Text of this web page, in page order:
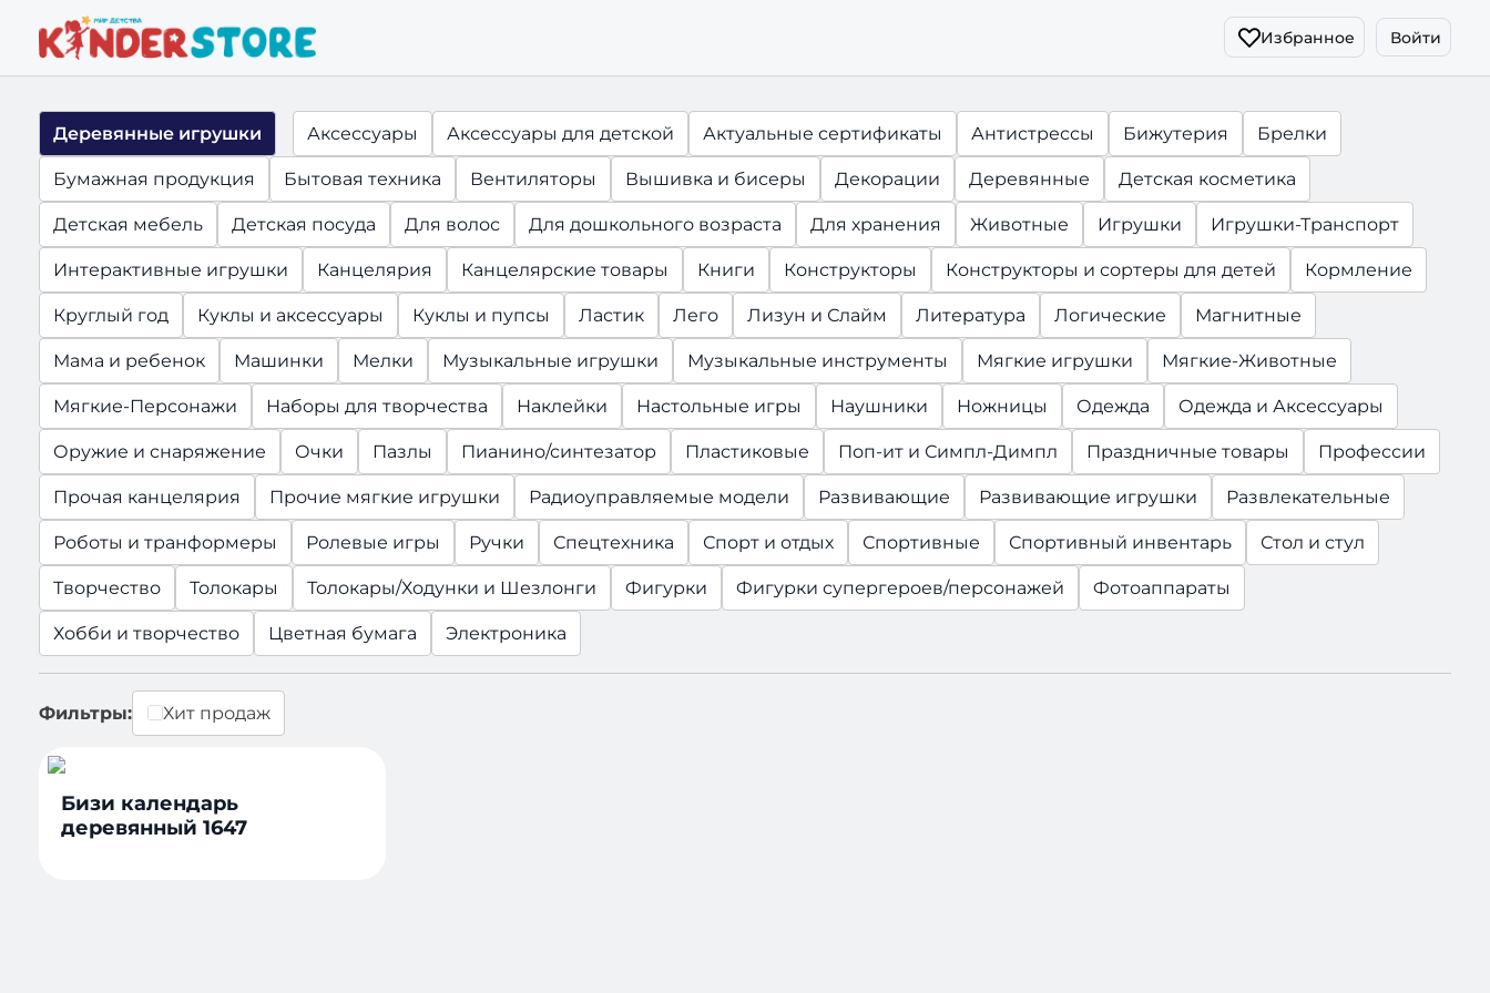
Избранное Войти
Деревянные игрушки Аксессуары Аксессуары для детской Актуальные сертификаты Антистрессы Бижутерия Брелки
Бумажная продукция Бытовая техника Вентиляторы Вышивка и бисеры Декорации Деревянные Детская косметика
Детская мебель Детская посуда Для волос Для дошкольного возраста Для хранения Животные Игрушки Игрушки-Транспорт
Интерактивные игрушки Канцелярия Канцелярские товары Книги Конструкторы Конструкторы и сортеры для детей Кормление
Круглый год Куклы и аксессуары Куклы и пупсы Ластик Лего Лизун и Слайм Литература Логические Магнитные
Мама и ребенок Машинки Мелки Музыкальные игрушки Музыкальные инструменты Мягкие игрушки Мягкие-Животные
Мягкие-Персонажи Наборы для творчества Наклейки Настольные игры Наушники Ножницы Одежда Одежда и Аксессуары
Оружие и снаряжение Очки Пазлы Пианино/синтезатор Пластиковые Поп-ит и Симпл-Димпл Праздничные товары Профессии
Прочая канцелярия Прочие мягкие игрушки Радиоуправляемые модели Развивающие Развивающие игрушки Развлекательные
Роботы и транформеры Ролевые игры Ручки Спецтехника Спорт и отдых Спортивные Спортивный инвентарь Стол и стул
Творчество Толокары Толокары/Ходунки и Шезлонги Фигурки Фигурки супергероев/персонажей Фотоаппараты
Хобби и творчество Цветная бумага Электроника
Фильтры: Хит продаж
Бизи календарь
деревянный 1647